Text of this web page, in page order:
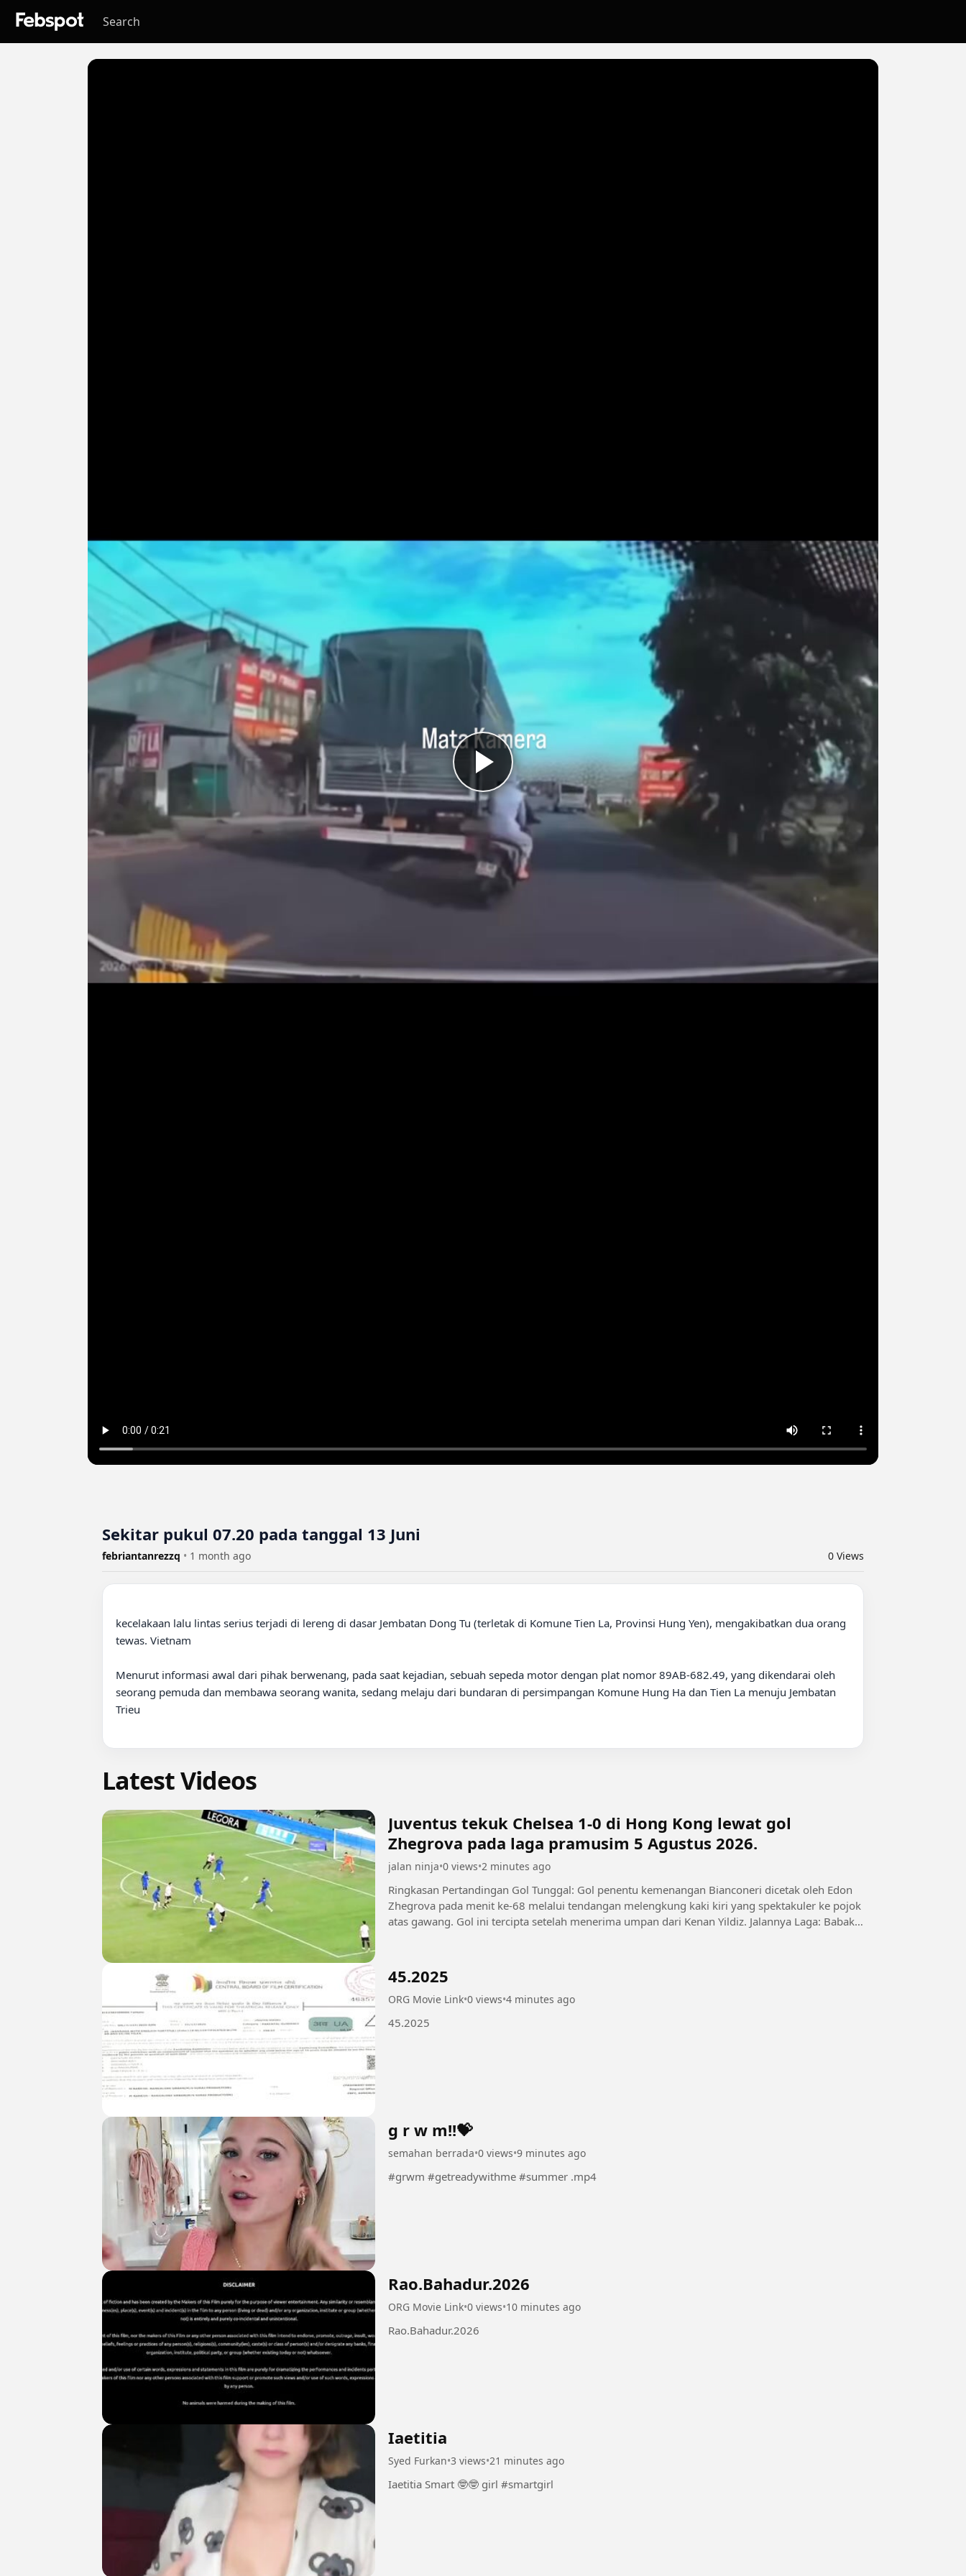
Sekitar pukul 07.20 pada tanggal 13 Juni
febriantanrezzq • 1 month ago 0 Views
kecelakaan lalu lintas serius terjadi di lereng di dasar Jembatan Dong Tu (terletak di Komune Tien La, Provinsi Hung Yen), mengakibatkan dua orang
tewas. Vietnam
Menurut informasi awal dari pihak berwenang, pada saat kejadian, sebuah sepeda motor dengan plat nomor 89AB-682.49, yang dikendarai oleh
seorang pemuda dan membawa seorang wanita, sedang melaju dari bundaran di persimpangan Komune Hung Ha dan Tien La menuju Jembatan
Trieu
Latest Videos
Juventus tekuk Chelsea 1-0 di Hong Kong lewat gol
Zhegrova pada laga pramusim 5 Agustus 2026.
jalan ninja•0 views•2 minutes ago
Ringkasan Pertandingan Gol Tunggal: Gol penentu kemenangan Bianconeri dicetak oleh Edon
Zhegrova pada menit ke-68 melalui tendangan melengkung kaki kiri yang spektakuler ke pojok
atas gawang. Gol ini tercipta setelah menerima umpan dari Kenan Yildiz. Jalannya Laga: Babak
45.2025
ORG Movie Link•0 views•4 minutes ago
45.2025
g r w m!!💝
semahan berrada•0 views•9 minutes ago
#grwm #getreadywithme #summer .mp4
Rao.Bahadur.2026
ORG Movie Link•0 views•10 minutes ago
Rao.Bahadur.2026
Iaetitia
Syed Furkan•3 views•21 minutes ago
Iaetitia Smart 🤓🤓 girl #smartgirl